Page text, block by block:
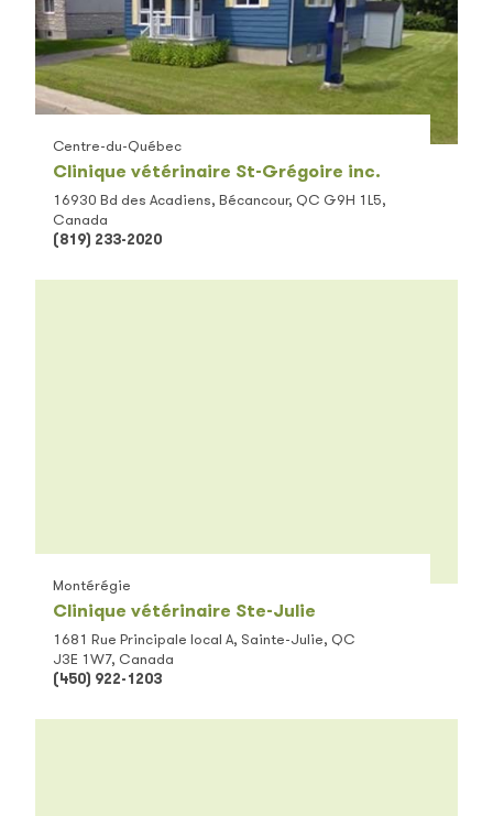
Clinique vétérinaire St-Grégoire inc.
Centre-du-Québec
16930 Bd des Acadiens, Bécancour, QC G9H 1L5,
Canada
(819) 233-2020
Clinique vétérinaire Ste-Julie
Montérégie
1681 Rue Principale local A, Sainte-Julie, QC
J3E 1W7, Canada
(450) 922-1203